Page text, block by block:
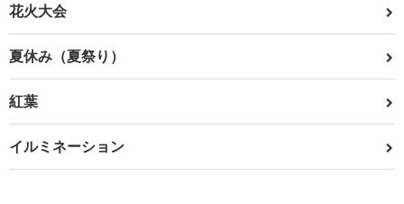
花火大会
夏休み（夏祭り）
紅葉
イルミネーション